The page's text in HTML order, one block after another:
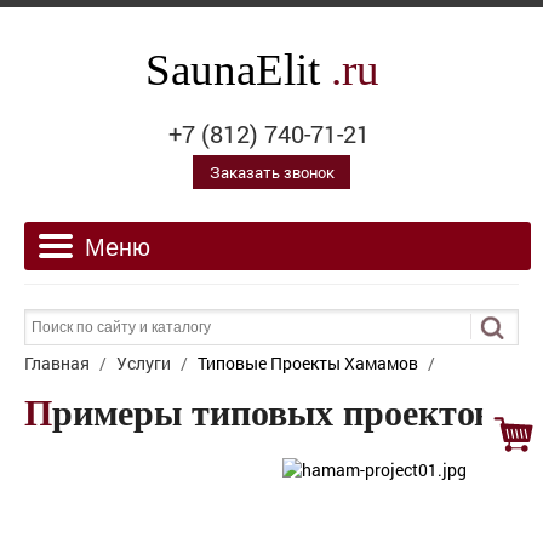
SaunaElit .ru
+7 (812) 740-71-21
Заказать звонок
Главная / Услуги / Типовые Проекты Хамамов /
Примеры типовых проектов